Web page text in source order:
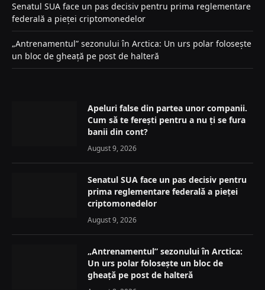
Senatul SUA face un pas decisiv pentru prima reglementare
federală a pieței criptomonedelor
„Antrenamentul” sezonului în Arctica: Un urs polar folosește
un bloc de gheață pe post de halteră
Apeluri false din partea unor companii.
Cum să te ferești pentru a nu ți se fura
banii din cont?
August 9, 2026
Senatul SUA face un pas decisiv pentru
prima reglementare federală a pieței
criptomonedelor
August 9, 2026
„Antrenamentul” sezonului în Arctica:
Un urs polar folosește un bloc de
gheață pe post de halteră